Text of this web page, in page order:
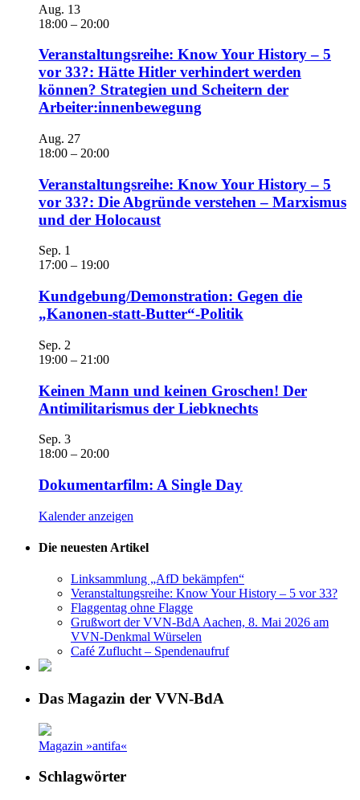
Aug. 13
18:00 – 20:00
Veranstaltungsreihe: Know Your History – 5
vor 33?: Hätte Hitler verhindert werden
können? Strategien und Scheitern der
Arbeiter:innenbewegung
Aug. 27
18:00 – 20:00
Veranstaltungsreihe: Know Your History – 5
vor 33?: Die Abgründe verstehen – Marxismus
und der Holocaust
Sep. 1
17:00 – 19:00
Kundgebung/Demonstration: Gegen die
„Kanonen-statt-Butter“-Politik
Sep. 2
19:00 – 21:00
Keinen Mann und keinen Groschen! Der
Antimilitarismus der Liebknechts
Sep. 3
18:00 – 20:00
Dokumentarfilm: A Single Day
Kalender anzeigen
Die neuesten Artikel
Linksammlung „AfD bekämpfen“
Veranstaltungsreihe: Know Your History – 5 vor 33?
Flaggentag ohne Flagge
Grußwort der VVN-BdA Aachen, 8. Mai 2026 am
VVN-Denkmal Würselen
Café Zuflucht – Spendenaufruf
Das Magazin der VVN-BdA
Magazin »antifa«
Schlagwörter